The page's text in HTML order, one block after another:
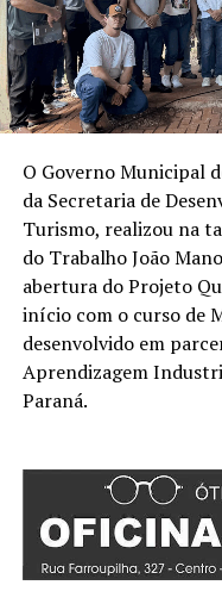
O Governo Municipal
da Secretaria de
Turismo, realizou na
do Trabalho João
abertura do Projeto
início com o curso de
desenvolvido em
Aprendizagem
Paraná.